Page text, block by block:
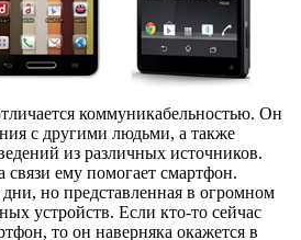
коммуникабельностью. Он
с другими людьми, а также
из различных источников.
связи ему помогает смартфон.
но представленная в огромном
устройств. Если кто-то сейчас
то он наверняка окажется в